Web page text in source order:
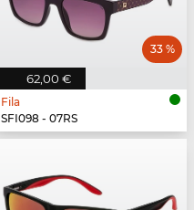
62,00 €
33 %
Fila
SFI098 - 07RS